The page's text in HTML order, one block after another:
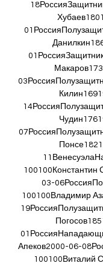
100100Константин
03-
100100Владимир
Апеков2000-06-
100100Виталий